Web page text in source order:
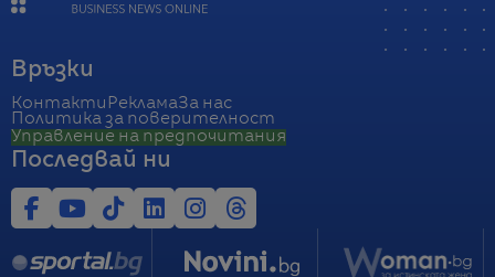
Връзки
Контакти РекламаЗа нас
Политика за поверителност
Управление на предпочитания
Последвай ни